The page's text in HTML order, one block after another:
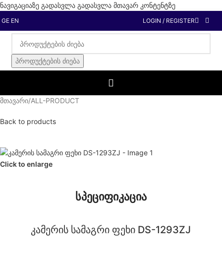
ნავიგაციაზე გადასვლა გადასვლა მთავარ კონტენტზე
GE EN LOGIN / REGISTER
პროდუქტების ძიება
მთავარი/ALL-PRODUCT
Back to products
Click to enlarge
სპეციფიკაცია
კამერის სამაგრი ფეხი DS-1293ZJ